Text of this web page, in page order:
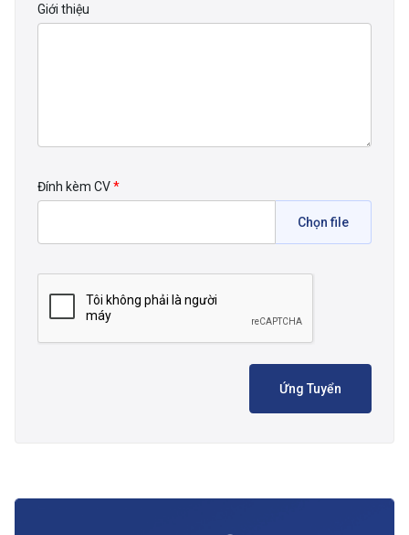
Giới thiệu
Đính kèm CV*
Chọn file